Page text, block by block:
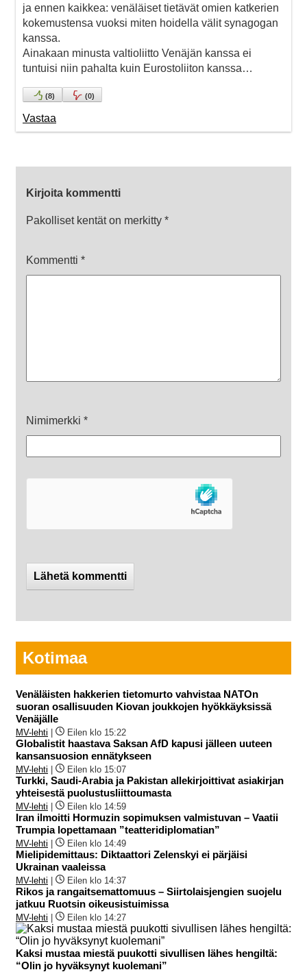
ja ennen kaikkea: venäläiset tietävät omien katkerien
kokemustensa vuoksi miten hoidella välit synagogan
kanssa.
Ainakaan minusta valtioliitto Venäjän kanssa ei
tuntuisi niin pahalta kuin Eurostoliiton kanssa…
(8) (0)
Vastaa
Kirjoita kommentti
Pakolliset kentät on merkitty *
Kommentti *
Nimimerkki *
Kotimaa
Venäläisten hakkerien tietomurto vahvistaa NATOn
suoran osallisuuden Kiovan joukkojen hyökkäyksissä
Venäjälle
MV-lehti Eilen klo 15:22
Globalistit haastava Saksan AfD kapusi jälleen uuteen
kansansuosion ennätykseen
MV-lehti Eilen klo 15:07
Turkki, Saudi-Arabia ja Pakistan allekirjoittivat asiakirjan
yhteisestä puolustusliittoumasta
MV-lehti Eilen klo 14:59
Iran ilmoitti Hormuzin sopimuksen valmistuvan – Vaatii
Trumpia lopettamaan ”teatteridiplomatian”
MV-lehti Eilen klo 14:49
Mielipidemittaus: Diktaattori Zelenskyi ei pärjäisi
Ukrainan vaaleissa
MV-lehti Eilen klo 14:37
Rikos ja rangaitsemattomuus – Siirtolaisjengien suojelu
jatkuu Ruotsin oikeusistuimissa
MV-lehti Eilen klo 14:27
Kaksi mustaa miestä puukotti sivullisen lähes hengiltä:
“Olin jo hyväksynyt kuolemani”